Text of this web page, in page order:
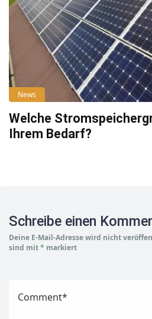
News
Welche
Ihrem Bedarf?
Schreibe einen
Deine E-Mail-Adresse wird nicht
sind mit* markiert